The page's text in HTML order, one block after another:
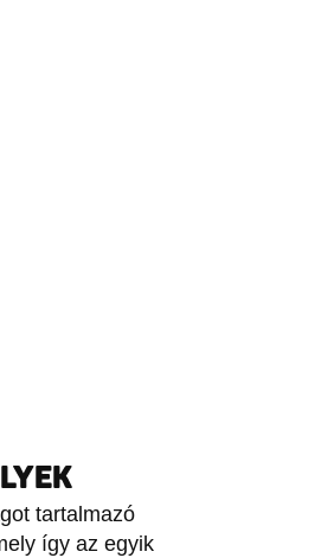
tartalmazó
így az egyik